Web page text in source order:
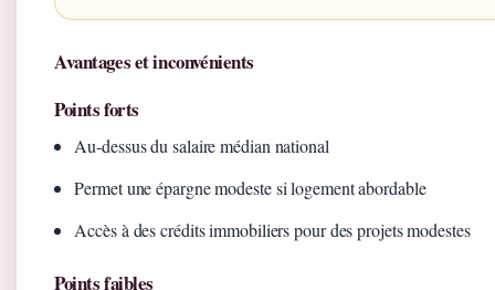
Avantages et inconvénients
Points forts
Au‑dessus du salaire médian national
Permet une épargne modeste si logement abordable
Accès à des crédits immobiliers pour des projets modestes
Points faibles